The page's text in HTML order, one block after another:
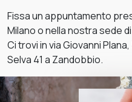
Fissa un appuntamento
Milano o nella nostra sede
Ci trovi in via Giovanni
Selva 41 a Zandobbio.